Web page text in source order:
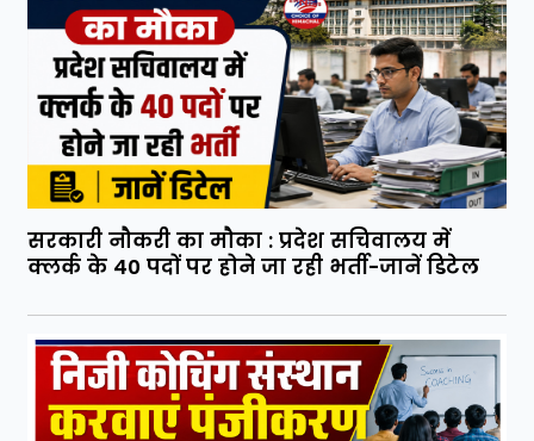
सरकारी नौकरी का मौका : प्रदेश सचिवालय में
क्लर्क के 40 पदों पर होने जा रही भर्ती-जानें डिटेल